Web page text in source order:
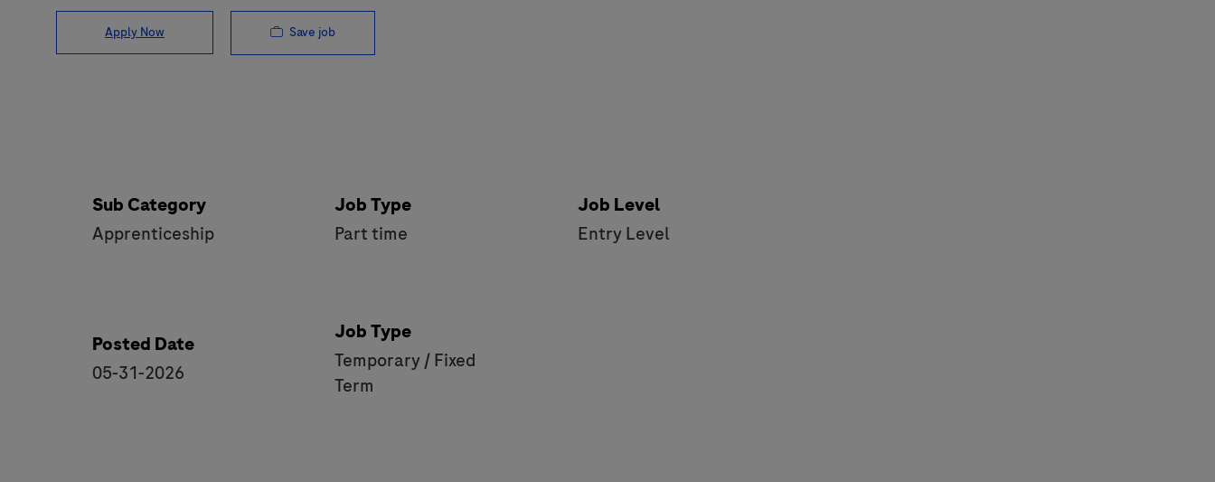
Apply Now Save job
Sub Category
Apprenticeship
Job Type
Part time
Job Level
Entry Level
Posted Date
05-31-2026
Job Type
Temporary / Fixed
Term